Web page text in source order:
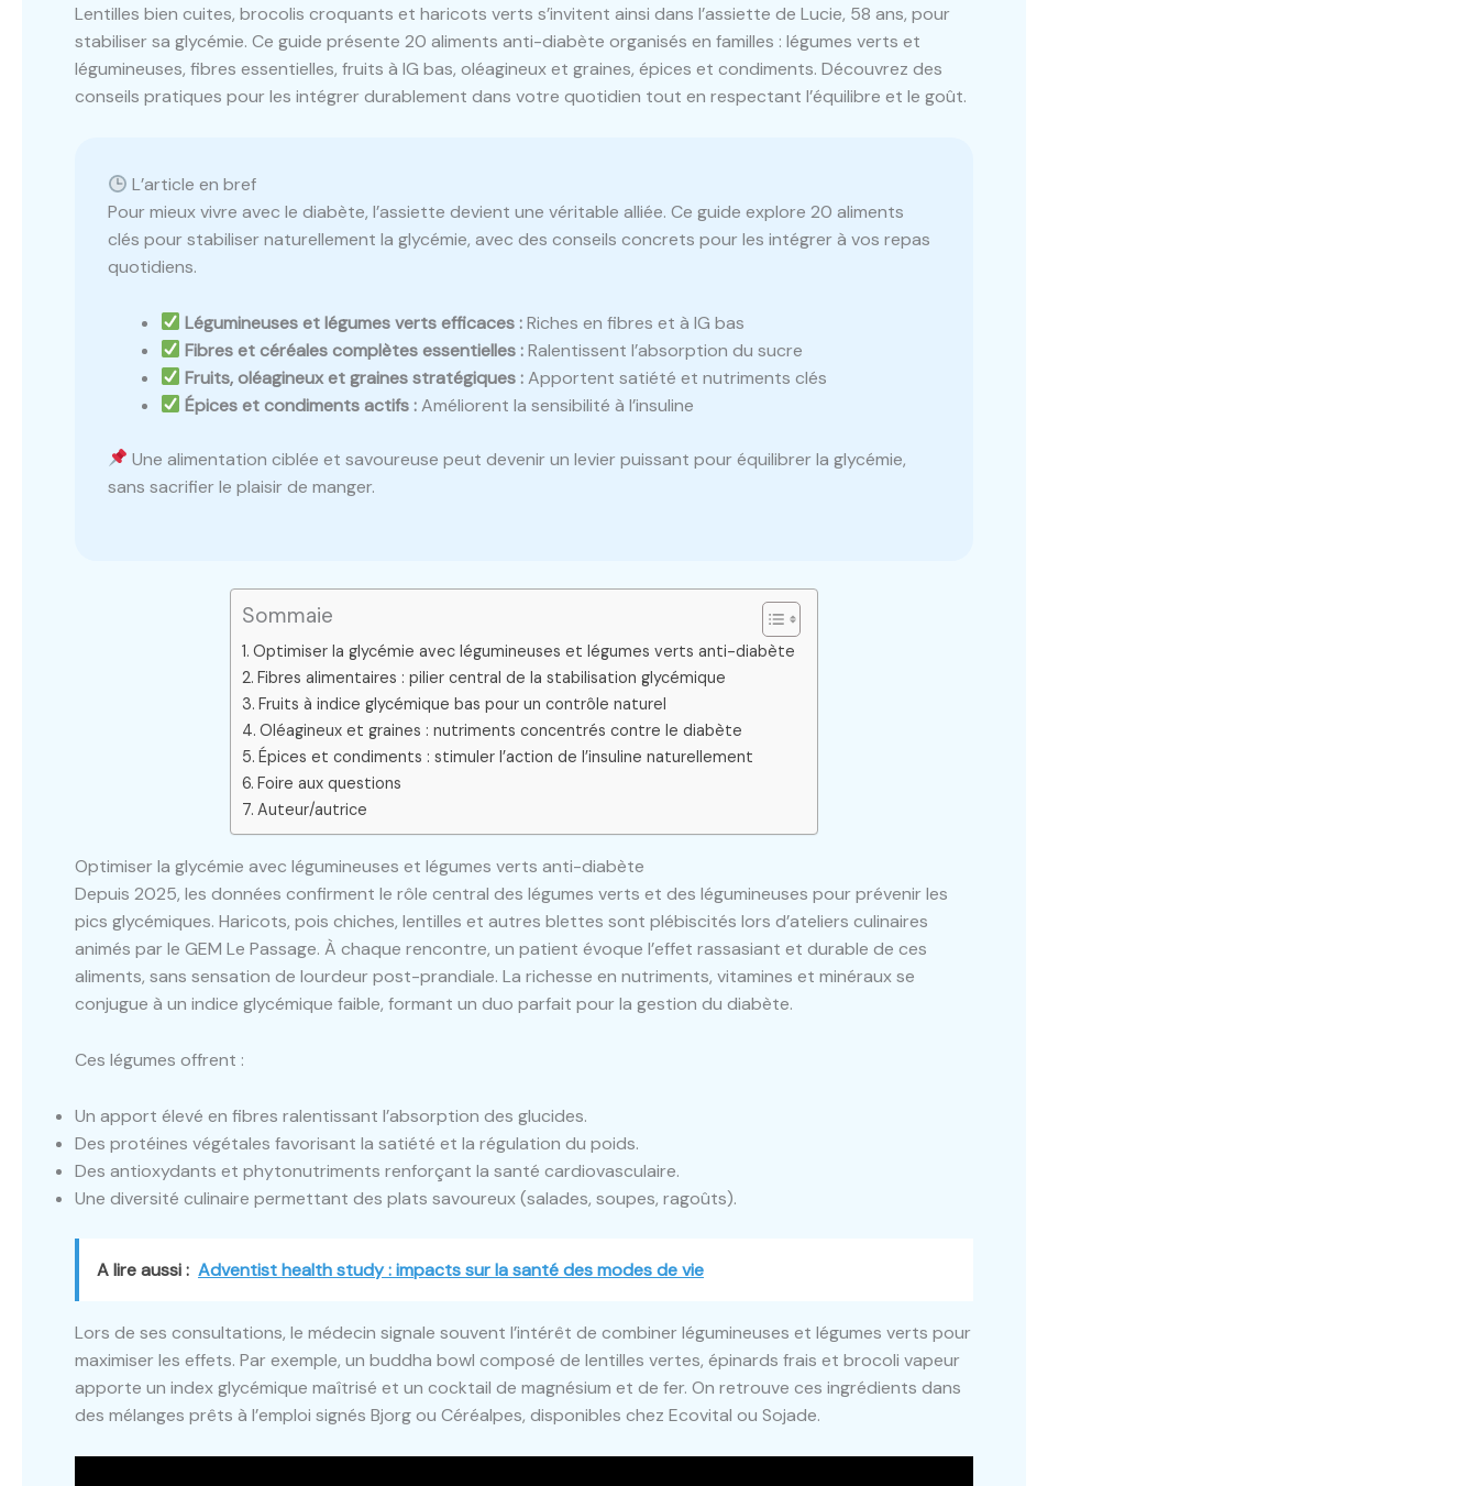
Lentilles bien cuites, brocolis croquants et haricots verts s’invitent ainsi dans l’assiette de Lucie, 58 ans, pour
stabiliser sa glycémie. Ce guide présente 20 aliments anti-diabète organisés en familles : légumes verts et
légumineuses, fibres essentielles, fruits à IG bas, oléagineux et graines, épices et condiments. Découvrez des
conseils pratiques pour les intégrer durablement dans votre quotidien tout en respectant l’équilibre et le goût.
L’article en bref
Pour mieux vivre avec le diabète, l’assiette devient une véritable alliée. Ce guide explore 20 aliments
clés pour stabiliser naturellement la glycémie, avec des conseils concrets pour les intégrer à vos repas
quotidiens.
Légumineuses et légumes verts efficaces :Riches en fibres et à IG bas
Fibres et céréales complètes essentielles :Ralentissent l’absorption du sucre
Fruits, oléagineux et graines stratégiques :Apportent satiété et nutriments clés
Épices et condiments actifs :Améliorent la sensibilité à l’insuline
Une alimentation ciblée et savoureuse peut devenir un levier puissant pour équilibrer la glycémie,
sans sacrifier le plaisir de manger.
Sommaie
Optimiser la glycémie avec légumineuses et légumes verts anti-diabète
Fibres alimentaires : pilier central de la stabilisation glycémique
Fruits à indice glycémique bas pour un contrôle naturel
Oléagineux et graines : nutriments concentrés contre le diabète
Épices et condiments : stimuler l’action de l’insuline naturellement
Foire aux questions
Auteur/autrice
Optimiser la glycémie avec légumineuses et légumes verts anti-diabète
Depuis 2025, les données confirment le rôle central des légumes verts et des légumineuses pour prévenir les
pics glycémiques. Haricots, pois chiches, lentilles et autres blettes sont plébiscités lors d’ateliers culinaires
animés par le GEM Le Passage. À chaque rencontre, un patient évoque l’effet rassasiant et durable de ces
aliments, sans sensation de lourdeur post-prandiale. La richesse en nutriments, vitamines et minéraux se
conjugue à un indice glycémique faible, formant un duo parfait pour la gestion du diabète.
Ces légumes offrent :
Un apport élevé en fibres ralentissant l’absorption des glucides.
Des protéines végétales favorisant la satiété et la régulation du poids.
Des antioxydants et phytonutriments renforçant la santé cardiovasculaire.
Une diversité culinaire permettant des plats savoureux (salades, soupes, ragoûts).
A lire aussi : Adventist health study : impacts sur la santé des modes de vie
Lors de ses consultations, le médecin signale souvent l’intérêt de combiner légumineuses et légumes verts pour
maximiser les effets. Par exemple, un buddha bowl composé de lentilles vertes, épinards frais et brocoli vapeur
apporte un index glycémique maîtrisé et un cocktail de magnésium et de fer. On retrouve ces ingrédients dans
des mélanges prêts à l’emploi signés Bjorg ou Céréalpes, disponibles chez Ecovital ou Sojade.